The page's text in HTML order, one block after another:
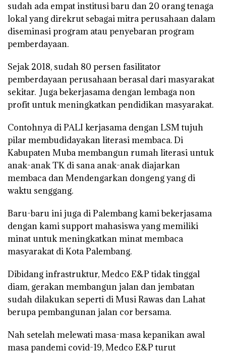
sudah ada empat institusi baru dan 20 orang tenaga
lokal yang direkrut sebagai mitra perusahaan dalam
diseminasi program atau penyebaran program
pemberdayaan.
Sejak 2018, sudah 80 persen fasilitator
pemberdayaan perusahaan berasal dari masyarakat
sekitar. Juga bekerjasama dengan lembaga non
profit untuk meningkatkan pendidikan masyarakat.
Contohnya di PALI kerjasama dengan LSM tujuh
pilar membudidayakan literasi membaca. Di
Kabupaten Muba membangun rumah literasi untuk
anak-anak TK di sana anak-anak diajarkan
membaca dan Mendengarkan dongeng yang di
waktu senggang.
Baru-baru ini juga di Palembang kami bekerjasama
dengan kami support mahasiswa yang memiliki
minat untuk meningkatkan minat membaca
masyarakat di Kota Palembang.
Dibidang infrastruktur, Medco E&P tidak tinggal
diam, gerakan membangun jalan dan jembatan
sudah dilakukan seperti di Musi Rawas dan Lahat
berupa pembangunan jalan cor bersama.
Nah setelah melewati masa-masa kepanikan awal
masa pandemi covid-19, Medco E&P turut